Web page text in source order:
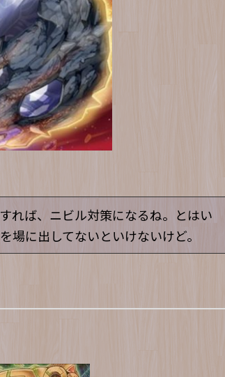
れば、ニビル対策になるね。とはい
場に出してないといけないけど。